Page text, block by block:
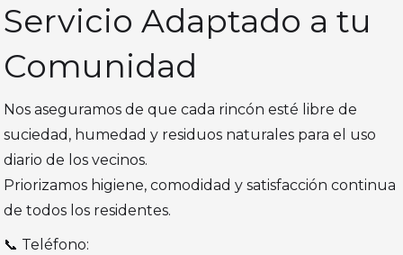
Servicio Adaptado a tu
Comunidad
Nos aseguramos de que cada rincón esté libre de
suciedad, humedad y residuos naturales para el uso
diario de los vecinos.
Priorizamos higiene, comodidad y satisfacción continua
de todos los residentes.
📞 Teléfono: